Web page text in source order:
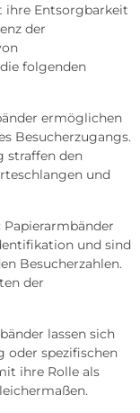
ihre Entsorgbarkeit
der
folgenden
ermöglichen
Besucherzugangs.
straffen den
und
Papierarmbänder
und sind
Besucherzahlen.
der
lassen sich
oder spezifischen
ihre Rolle als